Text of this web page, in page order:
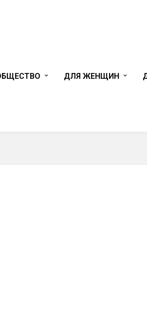
ДЛЯ ЖЕНЩИН